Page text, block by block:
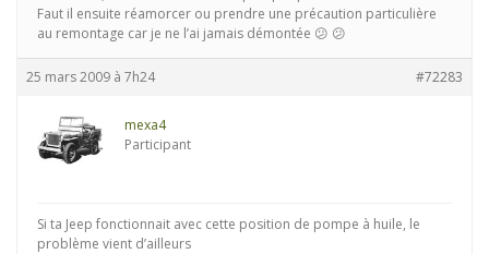
Faut il ensuite réamorcer ou prendre une précaution particulière
au remontage car je ne l’ai jamais démontée 😕 😕
25 mars 2009 à 7h24 #72283
mexa4
Participant
Si ta Jeep fonctionnait avec cette position de pompe à huile, le
problème vient d’ailleurs